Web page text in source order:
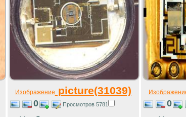
Изображение picture(31039)
0 Просмотров 5781 0